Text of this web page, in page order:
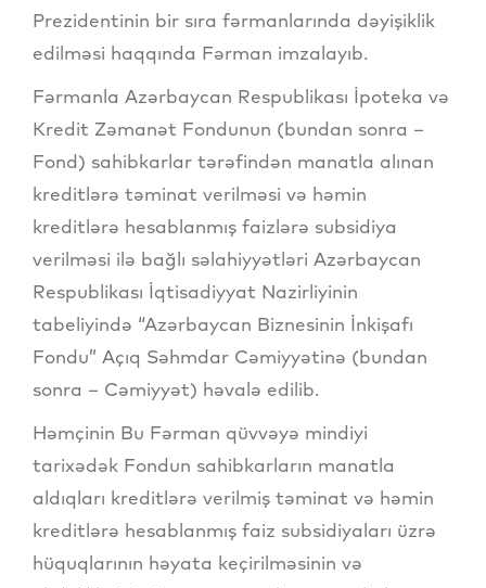
Prezidentinin bir sıra fərmanlarında dəyişiklik
edilməsi haqqında Fərman imzalayıb.
Fərmanla Azərbaycan Respublikası İpoteka və
Kredit Zəmanət Fondunun (bundan sonra –
Fond) sahibkarlar tərəfindən manatla alınan
kreditlərə təminat verilməsi və həmin
kreditlərə hesablanmış faizlərə subsidiya
verilməsi ilə bağlı səlahiyyətləri Azərbaycan
Respublikası İqtisadiyyat Nazirliyinin
tabeliyində “Azərbaycan Biznesinin İnkişafı
Fondu” Açıq Səhmdar Cəmiyyətinə (bundan
sonra – Cəmiyyət) həvalə edilib.
Həmçinin Bu Fərman qüvvəyə mindiyi
tarixədək Fondun sahibkarların manatla
aldıqları kreditlərə verilmiş təminat və həmin
kreditlərə hesablanmış faiz subsidiyaları üzrə
hüquqlarının həyata keçirilməsinin və